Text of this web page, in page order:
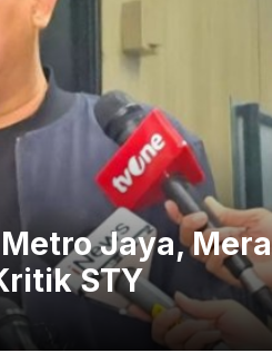
Viral Mahasiswa
Doxing, Apa